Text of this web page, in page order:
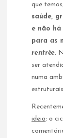
que
saúde,
e não
para as
rentrée.
ser
numa
ideia: o